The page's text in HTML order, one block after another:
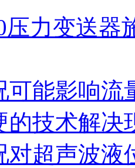
压力变送
可能影响流
的技术解决
对超声波液